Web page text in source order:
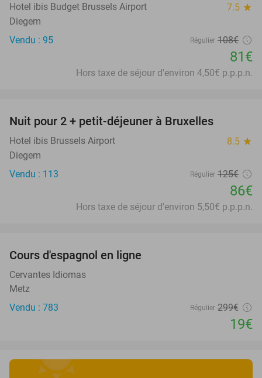
Hotel ibis Budget Brussels Airport 7.5 star
Diegem
Vendu : 95
Régulier 108€
81€
Hors taxe de séjour d'environ 4,50€ p.p.p.n.
Nuit pour 2 + petit-déjeuner à Bruxelles
Hotel ibis Brussels Airport 8.5 star
Diegem
Vendu : 113
Régulier 125€
86€
Hors taxe de séjour d'environ 5,50€ p.p.p.n.
Cours d'espagnol en ligne
Cervantes Idiomas
Metz
Vendu : 783
Régulier 299€
19€